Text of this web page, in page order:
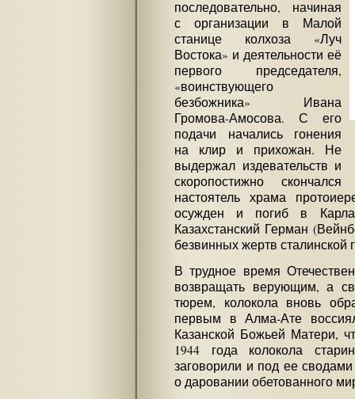
последовательно, начиная
с организации в Малой
станице колхоза «Луч
Востока» и деятельности её
первого председателя,
«воинствующего
безбожника» Ивана
Громова-Амосова. С его
подачи начались гонения
на клир и прихожан. Не
выдержал издевательств и
скоропостижно скончался
настоятель храма
осужден и погиб в
Казахстанский Герман
безвинных жертв сталинской
В трудное время
возвращать верующим, а
тюрем, колокола вновь
первым в Алма-Ате
Казанской Божьей Матери,
1944 года колокола
заговорили и под ее
о даровании обетованного